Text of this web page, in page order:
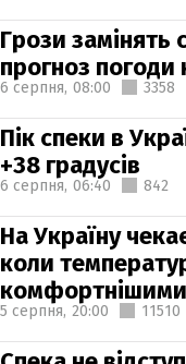
Грози замінять
прогноз погоди
6 серпня, 08:00 3358
Пік спеки в
+38 градусів
6 серпня, 06:40 842
На Україну
коли
комфортнішими
5 серпня, 20:00 11510